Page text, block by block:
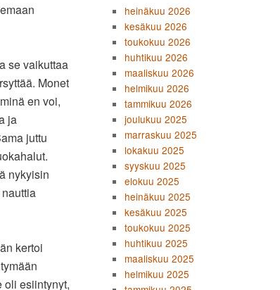
se vaikuttaa
Monet
en voi,
ja
juttu
nykyisin
kertoi
oli esiintynyt,
heinäkuu 2026
kesäkuu 2026
toukokuu 2026
huhtikuu 2026
maaliskuu 2026
helmikuu 2026
tammikuu 2026
joulukuu 2025
marraskuu 2025
lokakuu 2025
syyskuu 2025
elokuu 2025
heinäkuu 2025
kesäkuu 2025
toukokuu 2025
huhtikuu 2025
maaliskuu 2025
helmikuu 2025